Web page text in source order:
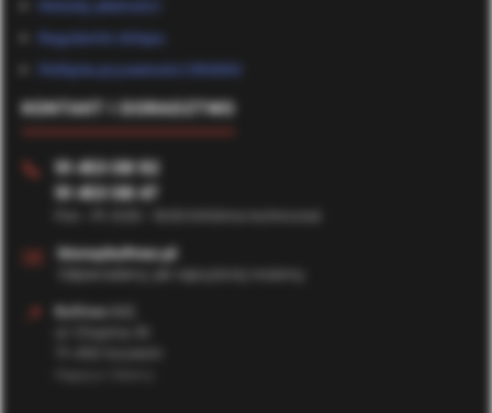
Metody płatności
Regulamin sklepu
Polityka prywatności (RODO)
KONTAKT I DORADZTWO
📞 91 453 08 92
91 453 08 47
✉️ biuro@bufmax.pl
Odpowiadamy jak najszybciej możemy
📍
Bufmax S.C.